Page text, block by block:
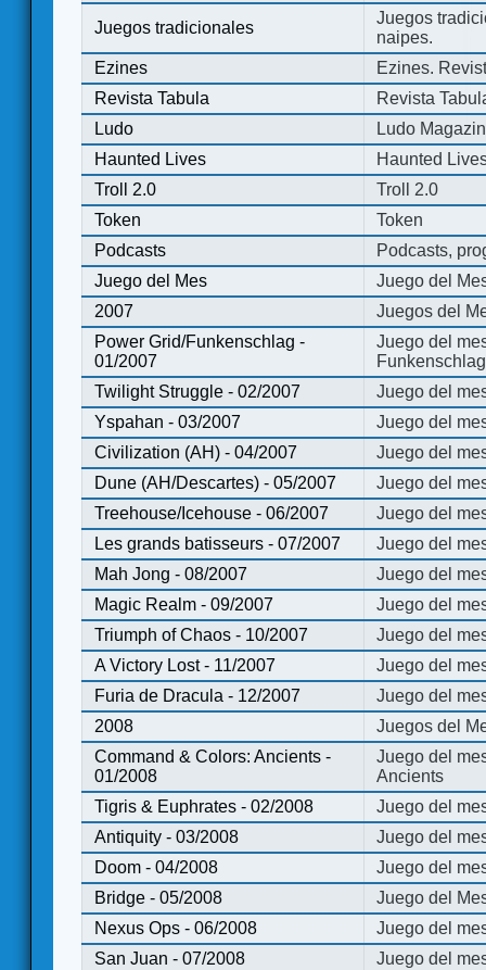
Juegos tradicionales
Juegos
naipes.
Ezines
Ezines.
Revista Tabula
Revista
Ludo
Ludo
Haunted Lives
Haunted
Troll 2.0
Troll 2.0
Token
Token
Podcasts
Podcasts,
Juego del Mes
Juego del
2007
Juegos del
Power Grid/Funkenschlag -
01/2007
Juego del
Twilight Struggle - 02/2007
Juego del
Yspahan - 03/2007
Juego del
Civilization (AH) - 04/2007
Juego del
Dune (AH/Descartes) - 05/2007
Juego del
Treehouse/Icehouse - 06/2007
Juego del
Les grands batisseurs - 07/2007
Juego del
Mah Jong - 08/2007
Juego del
Magic Realm - 09/2007
Juego del
Triumph of Chaos - 10/2007
Juego del
A Victory Lost - 11/2007
Juego del
Furia de Dracula - 12/2007
Juego del
2008
Juegos del
Command & Colors: Ancients -
01/2008
Juego del
Ancients
Tigris & Euphrates - 02/2008
Juego del
Antiquity - 03/2008
Juego del
Doom - 04/2008
Juego del
Bridge - 05/2008
Juego del
Nexus Ops - 06/2008
Juego del
San Juan - 07/2008
Juego del